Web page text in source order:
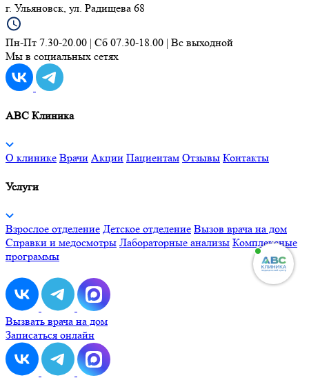
г. Ульяновск, ул. Радищева 68
Пн-Пт 7.30-20.00 | Сб 07.30-18.00 | Вс выходной
Мы в социальных сетях
ABC Клиника
О клинике Врачи Акции Пациентам Отзывы Контакты
Услуги
Взрослое отделение Детское отделение Вызов врача на дом
Справки и медосмотры Лабораторные анализы Комплексные
программы
Вызвать врача на дом
Записаться онлайн